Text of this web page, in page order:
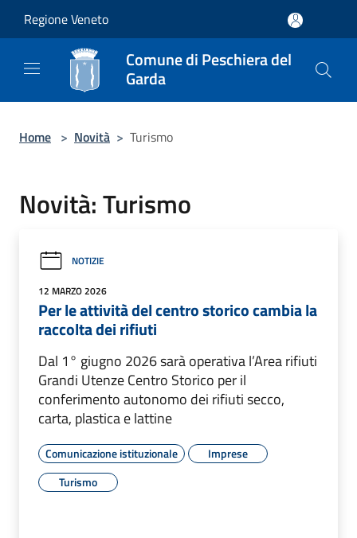
Regione Veneto
Comune di Peschiera del
Garda
Home > Novità > Turismo
Novità: Turismo
NOTIZIE
12 MARZO 2026
Per le attività del centro storico cambia la
raccolta dei rifiuti
Dal 1° giugno 2026 sarà operativa l’Area rifiuti
Grandi Utenze Centro Storico per il
conferimento autonomo dei rifiuti secco,
carta, plastica e lattine
Comunicazione istituzionale
Imprese
Turismo